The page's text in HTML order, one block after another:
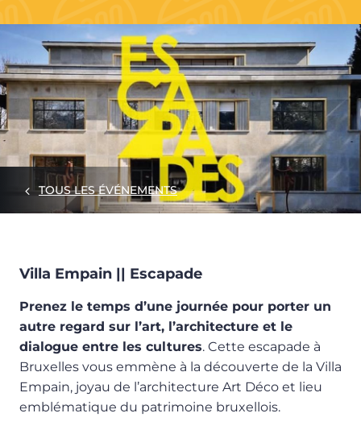
TOUS LES ÉVÉNEMENTS
Villa Empain || Escapade
Prenez le temps d’une journée pour porter un
autre regard sur l’art, l’architecture et le
dialogue entre les cultures. Cette escapade à
Bruxelles vous emmène à la découverte de la Villa
Empain, joyau de l’architecture Art Déco et lieu
emblématique du patrimoine bruxellois.